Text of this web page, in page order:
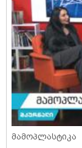
მამოპლასტიკა